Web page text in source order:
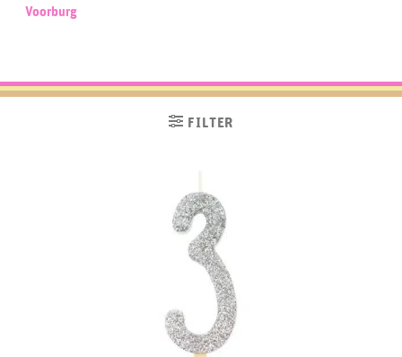
Voorburg
FILTER